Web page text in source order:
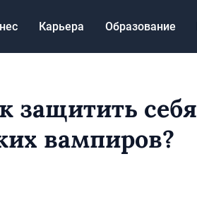
Карьера Образование
защитить себя
вампиров?